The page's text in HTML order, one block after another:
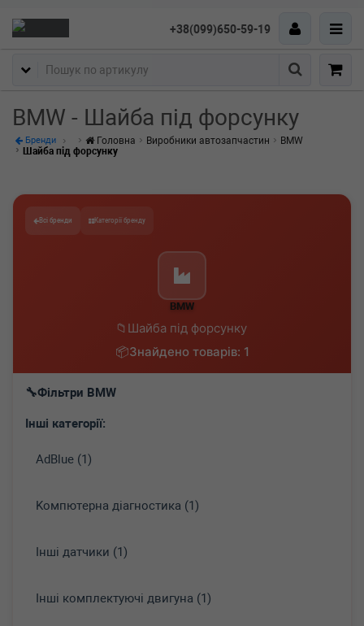
+38(099)650-59-19
Пошук
BMW - Шайба під форсунку
Бренди Головна Виробники автозапчастин
BMW
Шайба під форсунку
Всі бренди Категорії бренду
BMW
Шайба під форсунку
Знайдено товарів: 1
Фільтри BMW
Інші категорії:
AdBlue (1)
Koмпютepнa діaгнocтикa (1)
Інші датчики (1)
Інші комплектуючі двигуна (1)